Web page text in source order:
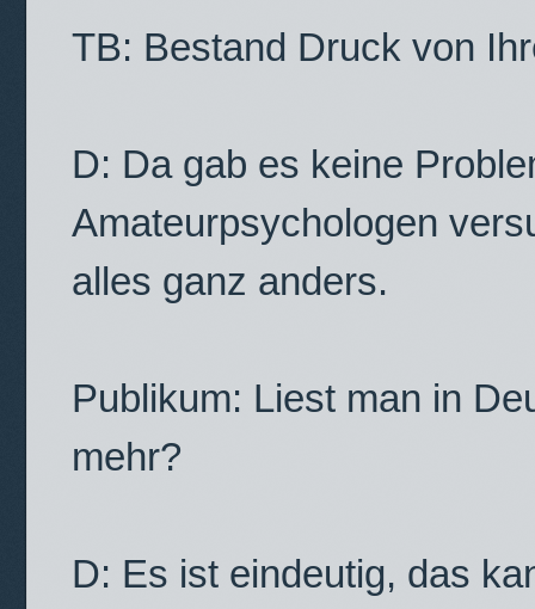
TB: Bestand Druck von
D: Da gab es keine
Amateurpsychologen
alles ganz anders.
Publikum: Liest man in
mehr?
D: Es ist eindeutig, das